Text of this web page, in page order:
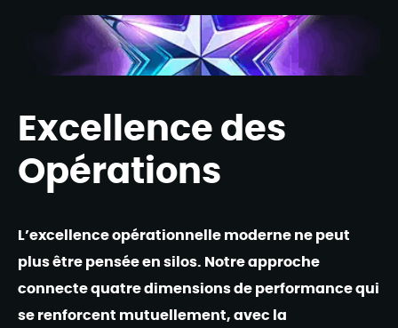
Excellence des
Opérations
L’excellence opérationnelle moderne ne peut
plus être pensée en silos. Notre approche
connecte quatre dimensions de performance qui
se renforcent mutuellement, avec la